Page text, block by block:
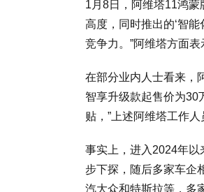
1月8日，阿维塔11鸿
高度，同时推出的‘智
竞争力。”阿维塔方面表
在部分业内人士看来，
智享升级款起售价为30
贴，”上述阿维塔工作人
事实上，进入2024年以
步下探，随后多家车企
汽大众和特斯拉等，多